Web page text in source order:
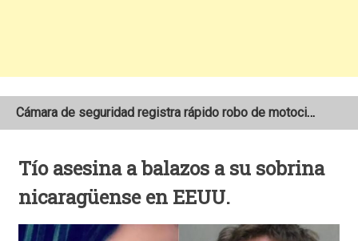
Cámara de seguridad registra rápido robo de motocicleta en el barrio Santo Domingo de Estelí
Adolescente fallece tras ser arrollado por un taxi frente a la COTRAN Norte en Estelí
Tío asesina a balazos a su sobrina
nicaragüense en EEUU.